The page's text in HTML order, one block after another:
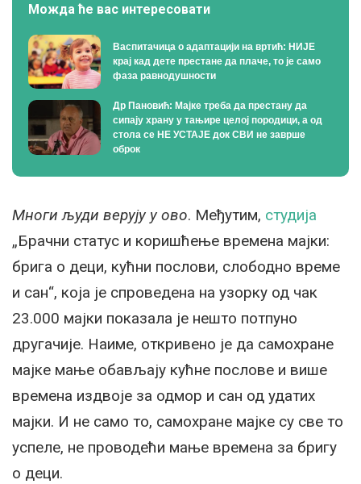
Можда ће вас интересовати
Васпитачица о адаптацији на вртић: НИЈЕ
крај кад дете престане да плаче, то је само
фаза равнодушности
Др Пановић: Мајке треба да престану да
сипају храну у тањире целој породици, а од
стола се НЕ УСТАЈЕ док СВИ не заврше
оброк
Многи људи верују у ово. Међутим, студија
„Брачни статус и коришћење времена мајки:
брига о деци, кућни послови, слободно време
и сан“, која је спроведена на узорку од чак
23.000 мајки показала је нешто потпуно
другачије. Наиме, откривено је да самохране
мајке мање обављају кућне послове и више
времена издвоје за одмор и сан од удатих
мајки. И не само то, самохране мајке су све то
успеле, не проводећи мање времена за бригу
о деци.